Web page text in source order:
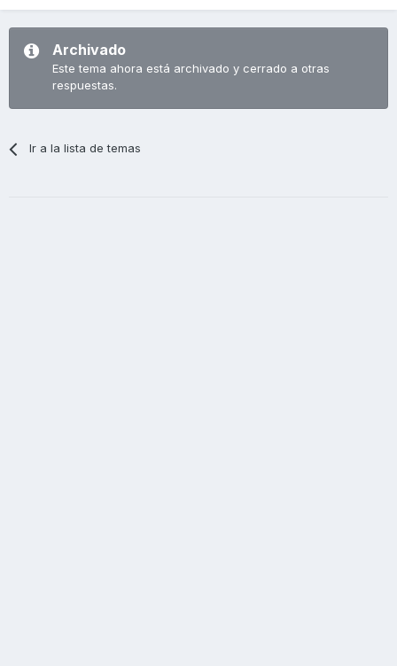
Archivado
Este tema ahora está archivado y cerrado a otras
respuestas.
Ir a la lista de temas